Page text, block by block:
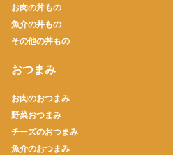
お肉の丼もの
魚介の丼もの
その他の丼もの
おつまみ
お肉のおつまみ
野菜おつまみ
チーズのおつまみ
魚介のおつまみ